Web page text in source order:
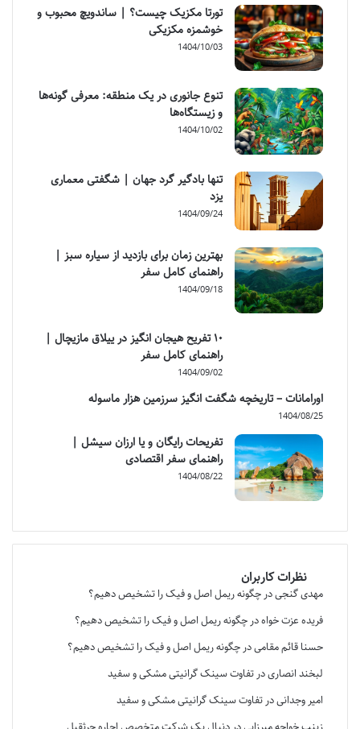
تورتا مکزیک چیست؟ | ساندویچ محبوب و
خوشمزه مکزیکی
1404/10/03
تنوع جانوری در یک منطقه: معرفی گونه‌ها
و زیستگاه‌ها
1404/10/02
تنها بادگیر گرد جهان | شگفتی معماری
یزد
1404/09/24
بهترین زمان برای بازدید از سیاره سبز |
راهنمای کامل سفر
1404/09/18
۱۰ تفریح هیجان انگیز در ییلاق مازیچال |
راهنمای کامل سفر
1404/09/02
اورامانات – تاریخچه شگفت انگیز سرزمین هزار ماسوله
1404/08/25
تفریحات رایگان و یا ارزان سیشل |
راهنمای سفر اقتصادی
1404/08/22
نظرات کاربران
مهدی گنجیدر چگونه ریمل اصل و فیک را تشخیص دهیم؟
فریده عزت خواهدر چگونه ریمل اصل و فیک را تشخیص دهیم؟
حسنا قائم مقامیدر چگونه ریمل اصل و فیک را تشخیص دهیم؟
لبخند انصاریدر تفاوت سینک گرانیتی مشکی و سفید
امیر وجدانیدر تفاوت سینک گرانیتی مشکی و سفید